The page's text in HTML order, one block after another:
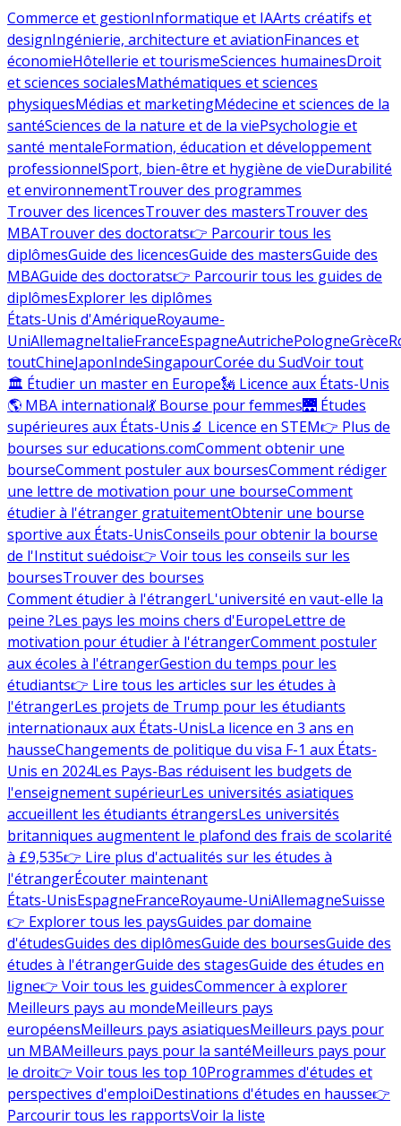
Commerce et gestionInformatique et IAArts créatifs et
designIngénierie, architecture et aviationFinances et
économieHôtellerie et tourismeSciences humainesDroit
et sciences socialesMathématiques et sciences
physiquesMédias et marketingMédecine et sciences de la
santéSciences de la nature et de la viePsychologie et
santé mentaleFormation, éducation et développement
professionnelSport, bien-être et hygiène de vieDurabilité
et environnementTrouver des programmes
Trouver des licencesTrouver des mastersTrouver des
MBATrouver des doctorats👉 Parcourir tous les
diplômesGuide des licencesGuide des mastersGuide des
MBAGuide des doctorats👉 Parcourir tous les guides de
diplômesExplorer les diplômes
États-Unis d'AmériqueRoyaume-
UniAllemagneItalieFranceEspagneAutrichePologneGrèce
toutChineJaponIndeSingapourCorée du SudVoir tout
🏛 Étudier un master en Europe🗽 Licence aux États-Unis
🌎 MBA international💃 Bourse pour femmes🌉 Études
supérieures aux États-Unis🔬 Licence en STEM👉 Plus de
bourses sur educations.comComment obtenir une
bourseComment postuler aux boursesComment rédiger
une lettre de motivation pour une bourseComment
étudier à l'étranger gratuitementObtenir une bourse
sportive aux États-UnisConseils pour obtenir la bourse
de l'Institut suédois👉 Voir tous les conseils sur les
boursesTrouver des bourses
Comment étudier à l'étrangerL'université en vaut-elle la
peine ?Les pays les moins chers d'EuropeLettre de
motivation pour étudier à l'étrangerComment postuler
aux écoles à l'étrangerGestion du temps pour les
étudiants👉 Lire tous les articles sur les études à
l'étrangerLes projets de Trump pour les étudiants
internationaux aux États-UnisLa licence en 3 ans en
hausseChangements de politique du visa F-1 aux États-
Unis en 2024Les Pays-Bas réduisent les budgets de
l'enseignement supérieurLes universités asiatiques
accueillent les étudiants étrangersLes universités
britanniques augmentent le plafond des frais de scolarité
à £9,535👉 Lire plus d'actualités sur les études à
l'étrangerÉcouter maintenant
États-UnisEspagneFranceRoyaume-UniAllemagneSuisse
👉 Explorer tous les paysGuides par domaine
d'étudesGuides des diplômesGuide des boursesGuide des
études à l'étrangerGuide des stagesGuide des études en
ligne👉 Voir tous les guidesCommencer à explorer
Meilleurs pays au mondeMeilleurs pays
européensMeilleurs pays asiatiquesMeilleurs pays pour
un MBAMeilleurs pays pour la santéMeilleurs pays pour
le droit👉 Voir tous les top 10Programmes d'études et
perspectives d'emploiDestinations d'études en hausse👉
Parcourir tous les rapportsVoir la liste